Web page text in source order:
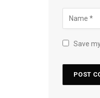
Save